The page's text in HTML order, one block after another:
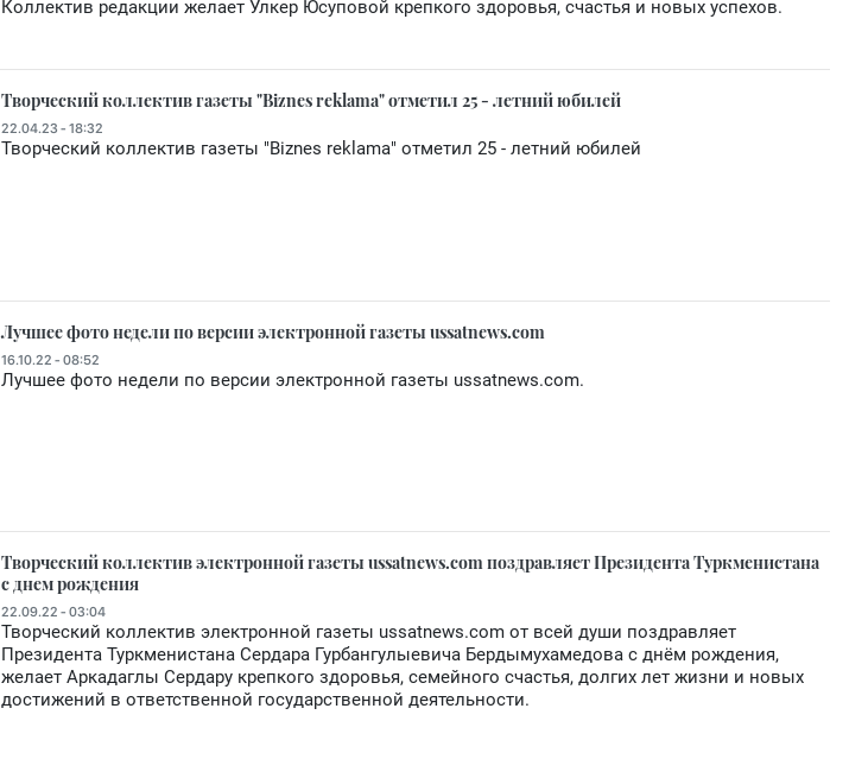
Коллектив редакции желает Улкер Юсуповой крепкого здоровья, счастья и новых успехов.
Творческий коллектив газеты "Biznes reklama" отметил 25 - летний юбилей
22.04.23 - 18:32
Творческий коллектив газеты "Biznes reklama" отметил 25 - летний юбилей
Лучшее фото недели по версии электронной газеты ussatnews.com
16.10.22 - 08:52
Лучшее фото недели по версии электронной газеты ussatnews.com.
Творческий коллектив электронной газеты ussatnews.com поздравляет Президента Туркменистана
с днем рождения
22.09.22 - 03:04
Творческий коллектив электронной газеты ussatnews.com от всей души поздравляет
Президента Туркменистана Сердара Гурбангулыевича Бердымухамедова с днём рождения,
желает Аркадаглы Сердару крепкого здоровья, семейного счастья, долгих лет жизни и новых
достижений в ответственной государственной деятельности.